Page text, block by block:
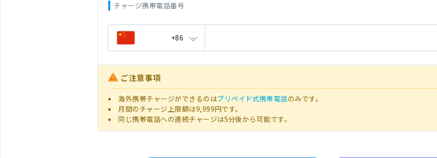
チャージ携帯電話番号
+86
ご注意事項
海外携帯チャージができるのはプリペイド式携帯電話のみです。
月間のチャージ上限額は9,999円です。
同じ携帯電話への連続チャージは5分後から可能です。